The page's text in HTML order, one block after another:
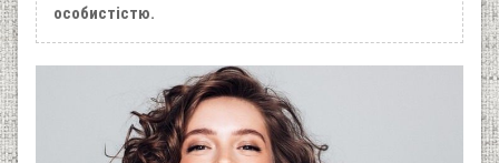
особистістю.